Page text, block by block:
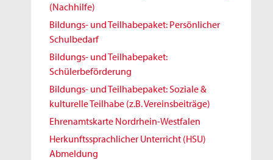
(Nachhilfe)
Bildungs- und Teilhabepaket: Persönlicher
Schulbedarf
Bildungs- und Teilhabepaket:
Schülerbeförderung
Bildungs- und Teilhabepaket: Soziale &
kulturelle Teilhabe (z.B. Vereinsbeiträge)
Ehrenamtskarte Nordrhein-Westfalen
Herkunftssprachlicher Unterricht (HSU)
Abmeldung